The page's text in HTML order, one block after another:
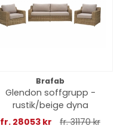
Brafab
Glendon soffgrupp -
rustik/beige dyna
fr. 28053 kr
fr. 31170 kr